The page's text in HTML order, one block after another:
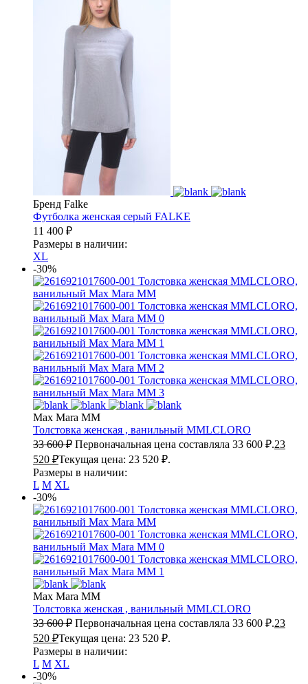
Бренд Falke
Футболка женская серый FALKE
11 400 ₽
Размеры в наличии:
XL
-30%
Max Mara MM
Толстовка женская , ванильный MMLCLORO
33 600₽ Первоначальная цена составляла 33 600 ₽.23
520 ₽Текущая цена: 23 520 ₽.
Размеры в наличии:
L M XL
-30%
Max Mara MM
Толстовка женская , ванильный MMLCLORO
33 600₽ Первоначальная цена составляла 33 600 ₽.23
520 ₽Текущая цена: 23 520 ₽.
Размеры в наличии:
L M XL
-30%